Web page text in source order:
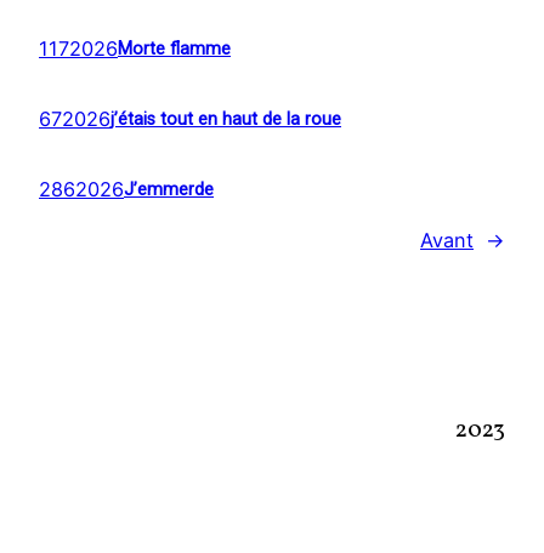
1172026Morte flamme
672026j’étais tout en haut de la roue
2862026J’emmerde
Avant →
2023